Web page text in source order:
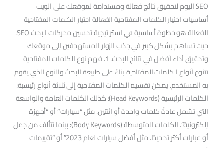
SEO اليوم لتحقيق نتائج فعالة ومستدامة لموقعك على الويب
أساسيات اختيار الكلمات المفتاحية الفعالة اختيار الكلمات المفتاحية
الفعالة هو خطوة أساسية في استراتيجية تحسين محركات البحث SEO.
حيث تساهم بشكل كبير في جذب الزوار المستهدفين إلى موقعك
وتحقيق أداء أفضل في نتائج البحث. 1. فهم نوع الكلمات المفتاحية
تتنوع أنواع الكلمات المفتاحية بناءً على طبيعة البحث والنوع الذي يقوم
به المستخدم. يمكن تقسيم الكلمات المفتاحية إلى ثلاثة أنواع رئيسية:
الكلمات الرئيسية (Head Keywords): كذلك الكلمات العامة والواسعة
التي تشمل عادةً كلمات واحدة أو اثنتين. مثل “سيارات” أو “أجهزة
إلكترونية”. الكلمات المتوسطة (Body Keywords): بينما تتألف من جمل
أو عبارات أكثر تحديدًا. مثل أفضل سيارات لعام 2023″ أو “تقييمات